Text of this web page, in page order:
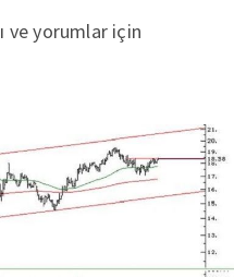
ve yorumlar için